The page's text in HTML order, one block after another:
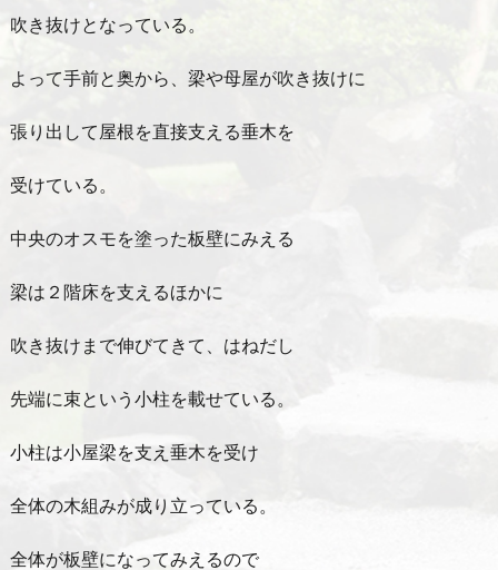
吹き抜けとなっている。
よって手前と奥から、梁や母屋が吹き抜けに
張り出して屋根を直接支える垂木を
受けている。
中央のオスモを塗った板壁にみえる
梁は２階床を支えるほかに
吹き抜けまで伸びてきて、はねだし
先端に束という小柱を載せている。
小柱は小屋梁を支え垂木を受け
全体の木組みが成り立っている。
全体が板壁になってみえるので